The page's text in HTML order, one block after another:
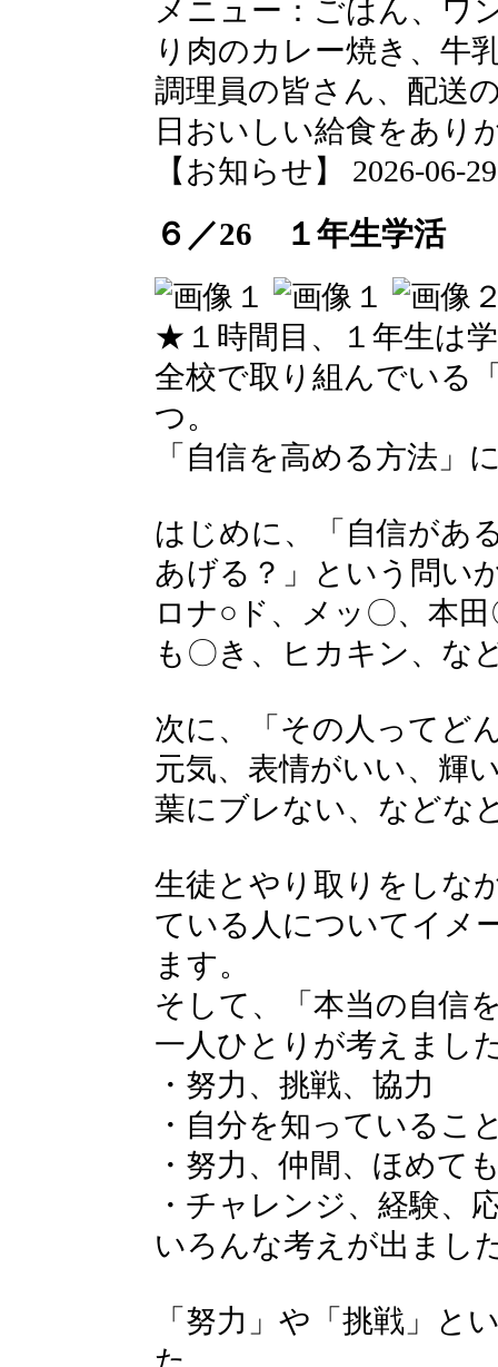
メニュー：ごはん、ワ
り肉のカレー焼き、牛
調理員の皆さん、配送
日おいしい給食をあり
【お知らせ】 2026-06-
６／26 １年生学活
★１時間目、１年生は
全校で取り組んでいる
つ。
「自信を高める方法」
はじめに、「自信があ
あげる？」という問い
ロナ○ド、メッ〇、本
も〇き、ヒカキン、な
次に、「その人ってど
元気、表情がいい、輝
葉にブレない、などな
生徒とやり取りをしな
ている人についてイメ
ます。
そして、「本当の自信
一人ひとりが考えまし
・努力、挑戦、協力
・自分を知っているこ
・努力、仲間、ほめて
・チャレンジ、経験、
いろんな考えが出まし
「努力」や「挑戦」と